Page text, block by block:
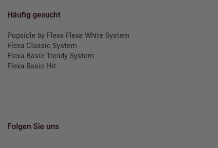
Häufig gesucht
Popsicle by Flexa Flexa White System
Flexa Classic System
Flexa Basic Trendy System
Flexa Basic Hit
Folgen Sie uns